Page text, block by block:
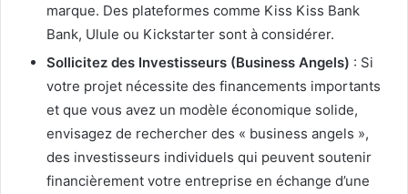
marque. Des plateformes comme Kiss Kiss Bank
Bank, Ulule ou Kickstarter sont à considérer.
Sollicitez des Investisseurs (Business Angels) : Si
votre projet nécessite des financements importants
et que vous avez un modèle économique solide,
envisagez de rechercher des « business angels »,
des investisseurs individuels qui peuvent soutenir
financièrement votre entreprise en échange d’une